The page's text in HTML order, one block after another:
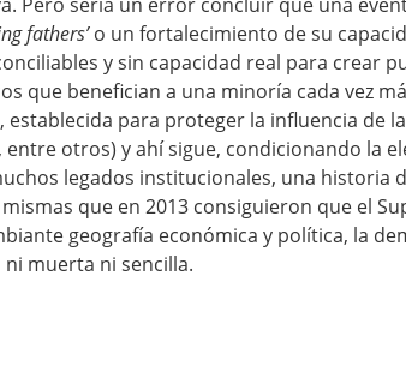
fathers’o un fortalecimiento de su
y sin capacidad real para crear
que benefician a una minoría cada vez
para proteger la influencia de
entre otros) y ahí sigue, condicionando la
legados institucionales, una historia
que en 2013 consiguieron que el
geografía económica y política, la
muerta ni sencilla.